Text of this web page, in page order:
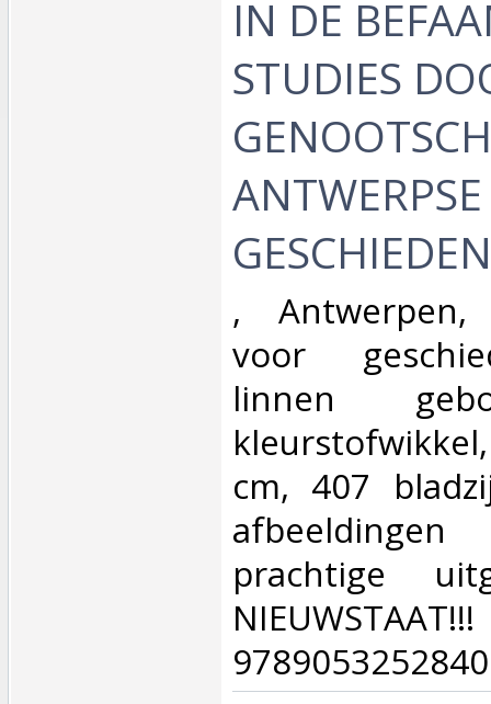
IN DE
STUDIES
ANTWERPSE
‎, Antwerpen,
voor
linnen
cm, 407
prachtige